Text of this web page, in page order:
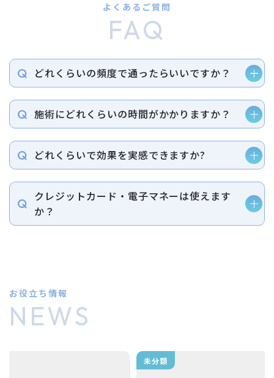
よくあるご質問
FAQ
どれくらいの頻度で通ったらいいですか？
施術にどれくらいの時間がかかりますか？
どれくらいで効果を実感できますか?
クレジットカード・電子マネーは使えます
か？
お役立ち情報
NEWS